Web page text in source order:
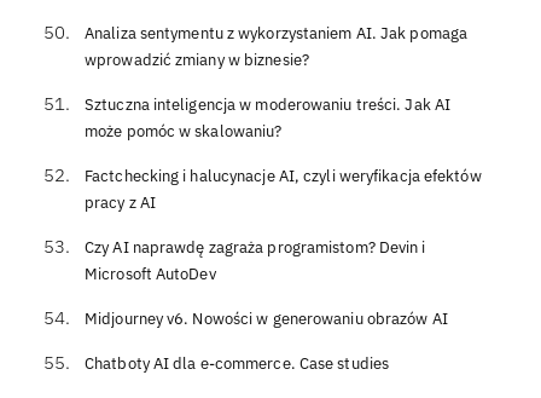
Analiza sentymentu z wykorzystaniem AI. Jak pomaga
wprowadzić zmiany w biznesie?
Sztuczna inteligencja w moderowaniu treści. Jak AI
może pomóc w skalowaniu?
Factchecking i halucynacje AI, czyli weryfikacja efektów
pracy z AI
Czy AI naprawdę zagraża programistom? Devin i
Microsoft AutoDev
Midjourney v6. Nowości w generowaniu obrazów AI
Chatboty AI dla e-commerce. Case studies